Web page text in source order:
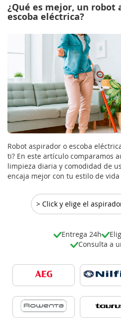
¿Qué es mejor, un robot
escoba eléctrica?
Robot aspirador o escoba
ti? En este artículo comparamos
limpieza diaria y comodidad de
encaja mejor con tu estilo de
> Click y elige el
Entrega 24h
Consulta a